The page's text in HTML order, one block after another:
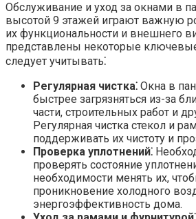
Обслуживание и уход за окнами в
высотой 9 этажей играют важную
их функциональности и внешнего
представлены некоторые
следует учитывать⁚
Регулярная чистка⁚ Окна в
быстрее загрязняться из-за
части, строительных работ и
Регулярная чистка стекол и
поддерживать их чистоту и
Проверка уплотнений⁚
проверять состояние
необходимости менять их,
проникновение холодного
энергоэффективность дома.​